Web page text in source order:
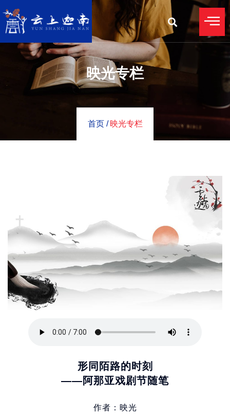
映光专栏
首页 / 映光专栏
形同陌路的时刻
——阿那亚戏剧节随笔
作者：映光